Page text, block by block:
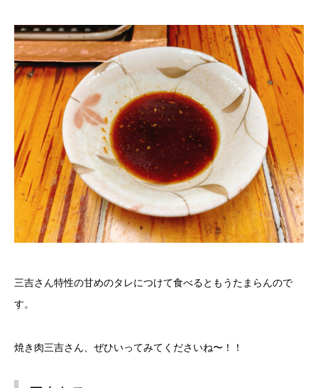
三吉さん特性の甘めのタレにつけて食べるともうたまらんので
す。
焼き肉三吉さん、ぜひいってみてくださいね〜！！